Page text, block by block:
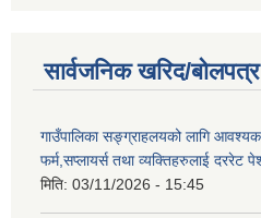
सार्वजनिक खरिद/
गाउँपालिका सङ्ग्राहलयको लागि
फर्म,सप्लायर्स तथा व्यक्तिहरुलाई दररेट
मिति: 03/11/2026 - 15:45